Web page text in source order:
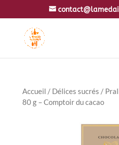
Accueil / Délices sucrés /
80 g – Comptoir du cacao